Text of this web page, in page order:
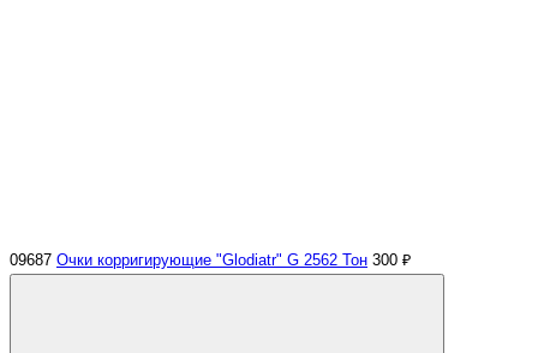
09687 Очки корригирующие "Glodiatr" G 2562 Тон 300 ₽